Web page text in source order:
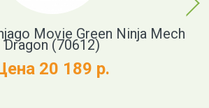
Movie Green Ninja Mech
Dragon (70612)
20 189 р.